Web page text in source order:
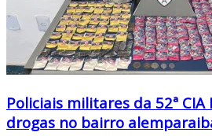
Policiais militares da 52ª
drogas no bairro